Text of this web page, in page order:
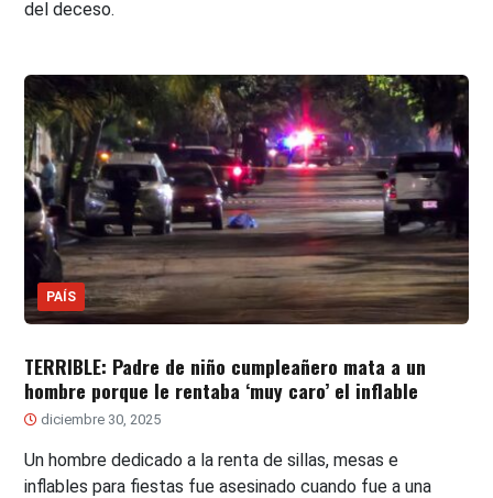
del deceso.
PAÍS
TERRIBLE: Padre de niño cumpleañero mata a un
hombre porque le rentaba ‘muy caro’ el inflable
diciembre 30, 2025
Un hombre dedicado a la renta de sillas, mesas e
inflables para fiestas fue asesinado cuando fue a una